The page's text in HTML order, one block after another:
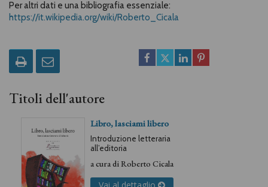
Per altri dati e una bibliografia essenziale:
https://it.wikipedia.org/wiki/Roberto_Cicala
Titoli dell'autore
Libro, lasciami libero
Introduzione letteraria
all’editoria
a cura diRoberto Cicala